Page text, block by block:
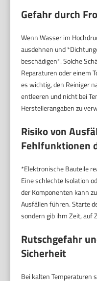
Gefahr durch
Wenn Wasser im
ausdehnen und
beschädigen*. Solche
Reparaturen oder einem
es wichtig, den Reiniger
entleeren und nicht bei
Herstellerangaben zu
Risiko von
Fehlfunktionen
*Elektronische Bauteile
Eine schlechte Isolation
der Komponenten kann
Ausfällen führen. Starte
sondern gib ihm Zeit, auf
Rutschgefahr
Sicherheit
Bei kalten Temperaturen